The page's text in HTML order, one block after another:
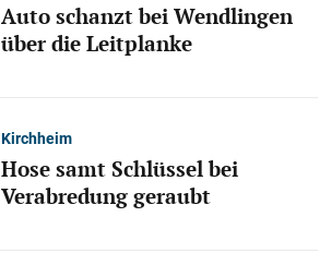
Auto schanzt bei Wendlingen
über die Leitplanke
Kirchheim
Hose samt Schlüssel bei
Verabredung geraubt